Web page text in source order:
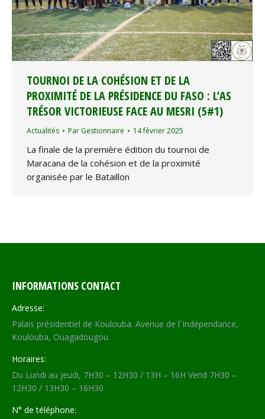
TOURNOI DE LA COHÉSION ET DE LA
PROXIMITÉ DE LA PRÉSIDENCE DU FASO : L’AS
TRÉSOR VICTORIEUSE FACE AU MESRI (5#1)
Actualités Par Gestionnaire 14 février 2025
La finale de la première édition du tournoi de
Maracana de la cohésion et de la proximité
organisée par le Bataillon
INFORMATIONS CONTACT
Adresse:
Palais présidentiel de Koulouba. Avenue de l´Indépendance,
Koulouba, Ouagadougou
Horaires:
Du Lundi au jeudi, 7H30 – 12H30 / 13H – 16H Vend 7H30 –
12H30 / 13H30 – 16H30
N° de téléphone: